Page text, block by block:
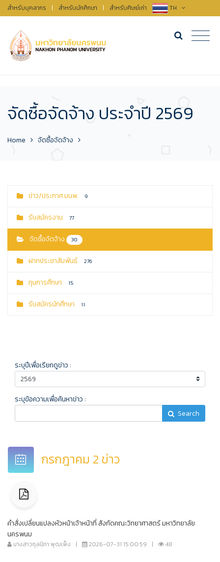
สำหรับบุคลากร | สำหรับนักศึกษา | สำหรับศิษย์เก่า TH
จัดซื้อจัดจ้าง ประจำปี 2569
Home จัดซื้อจัดจ้าง
ข่าว/ประกาศ มนพ. 9
รับสมัครงาน 77
จัดซื้อจัดจ้าง 30
ฝากประชาสัมพันธ์ 276
ทุนการศึกษา 15
รับสมัครนักศึกษา 11
ระบุปีเพื่อเรียกดูข่าว :
ระบุข้อความเพื่อค้นหาข่าว :
Search
กรกฎาคม 2 ข่าว
คำสั่งเปลี่ยนแปลงหัวหน้าเจ้าหน้าที่ สังกัดคณะวิทยาศาสตร์ มหาวิทยาลัย
นครพนม
นางสาวกุลนิภา พุฒเพ็ง | 2026-07-31 15:00:59 | 48